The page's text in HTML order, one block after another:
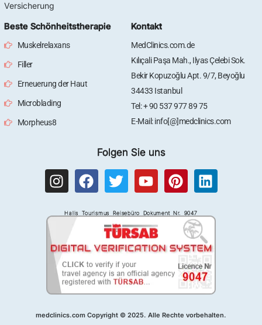
Versicherung
Beste Schönheitstherapie
Muskelrelaxans
Filler
Erneuerung der Haut
Microblading
Morpheus8
Kontakt
MedClinics.com.de
Kılıçali Paşa Mah., Ilyas Çelebi Sok.
Bekir Kopuzoğlu Apt. 9/7, Beyoğlu
34433 Istanbul
Tel: + 90 537 977 89 75
E-Mail: info[@]medclinics.com
Folgen Sie uns
I
n
t
g
r
a
m
F
a
e
o
o
k
T
w
t
t
e
r
Y
o
t
u
b
P
i
t
e
r
e
s
t
L
i
k
e
d
i
n
Halis Tourismus Reisebüro Dokument Nr. 9047
medclinics.com Copyright © 2025. Alle Rechte vorbehalten.